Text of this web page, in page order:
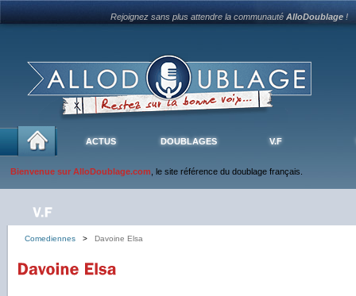
Rejoignez sans plus attendre la communautéAlloDoublage !
ACTUS DOUBLAGES V.F
Bienvenue sur AlloDoublage.com , le site référence du doublage français.
Comediennes > Davoine Elsa